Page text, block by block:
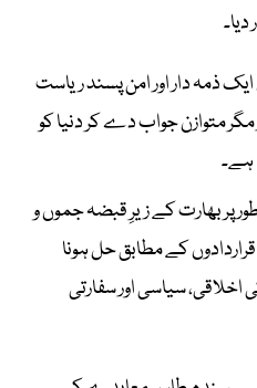
ذمہ دار اور امن پسند ریاست
متوازن جواب دے کر دنیا کو
ہے۔
پر بھارت کے زیرِ قبضہ جموں و
کے مطابق حل ہونا
سیاسی اور سفارتی